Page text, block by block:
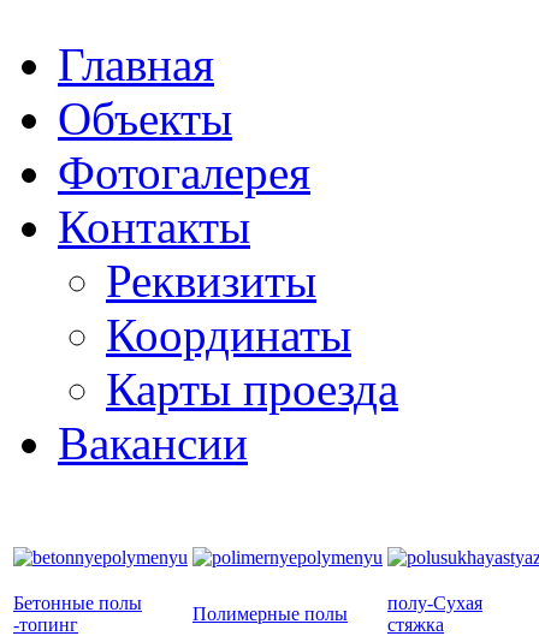
Главная
Объекты
Фотогалерея
Контакты
Реквизиты
Координаты
Карты проезда
Вакансии
Бетонные полы
-топинг
Полимерные полы
полу-Сухая
стяжка